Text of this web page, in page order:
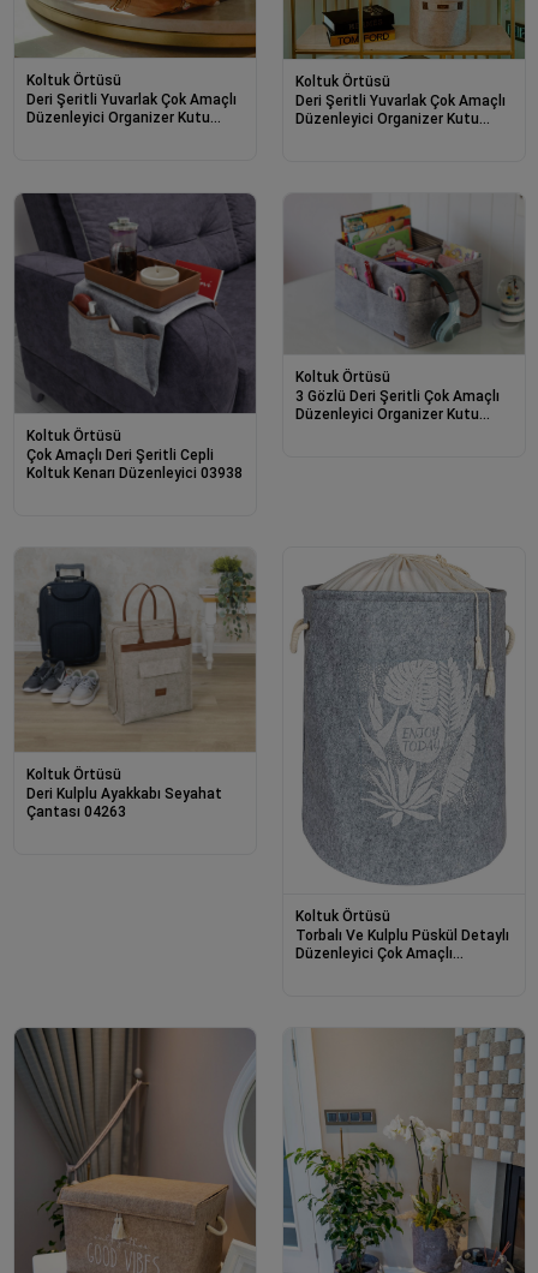
Koltuk Örtüsü
Deri Şeritli Yuvarlak Çok Amaçlı
Düzenleyici Organizer Kutu
Koltuk Örtüsü
Deri Şeritli Yuvarlak Çok Amaçlı
Düzenleyici Organizer Kutu
Koltuk Örtüsü
Çok Amaçlı Deri Şeritli Cepli
Koltuk Kenarı Düzenleyici 03938
Koltuk Örtüsü
3 Gözlü Deri Şeritli Çok Amaçlı
Düzenleyici Organizer Kutu
Koltuk Örtüsü
Deri Kulplu Ayakkabı Seyahat
Çantası 04263
Koltuk Örtüsü
Torbalı Ve Kulplu Püskül Detaylı
Düzenleyici Çok Amaçlı